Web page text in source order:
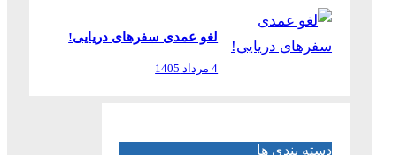
لغو عمدی سفرهای دریایی!
4 مرداد 1405
دسته بندی ها